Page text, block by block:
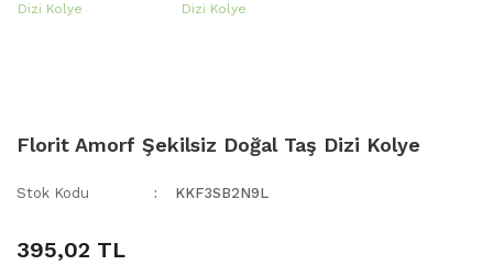
Florit Amorf Şekilsiz Doğal Taş Dizi Kolye
Stok Kodu KKF3SB2N9L
395,02 TL